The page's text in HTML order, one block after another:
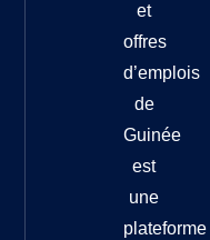
et
offres
d’emplois
de
Guinée
est
une
plateforme